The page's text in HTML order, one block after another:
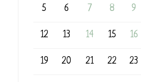
5 6 7 8 9
12 13 14 15 16
19 20 21 22 23